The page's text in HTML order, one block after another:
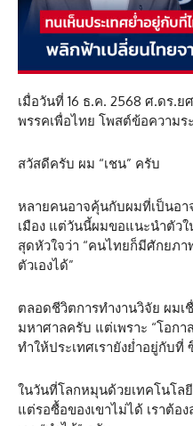
เมื่อวันที่ 16 ธ.ค. 2568 ศ.ดร.
พรรคเพื่อไทย โพสต์ข้อความร
สวัสดีครับ ผม “เชน” ครับ
หลายคนอาจคุ้นกับผมที่เป็นอา
เมือง แต่วันนี้ผมขอแนะนำตัว
สุดหัวใจว่า “คนไทยก็มีศักยภ
ตัวเองได้”
ตลอดชีวิตการทำงานวิจัย ผมเ
มหาศาลครับ แต่เพราะ “โอกา
ทำให้ประเทศเรายังย่ำอยู่กับ
ในวันที่โลกหมุนด้วยเทคโนโลยี
แต่รอซื้อของเขาไม่ได้ เราต้อ